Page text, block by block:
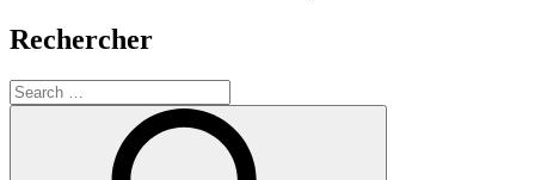
Rechercher
Search
for: